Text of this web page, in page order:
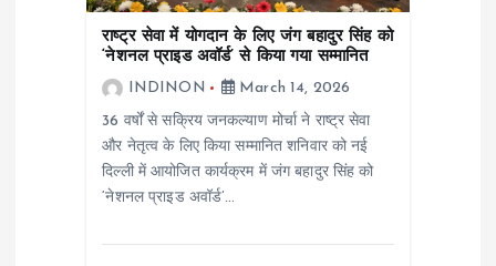
राष्ट्र सेवा में योगदान के लिए जंग बहादुर सिंह को
‘नेशनल प्राइड अवॉर्ड’ से किया गया सम्मानित
INDINON
March 14, 2026
36 वर्षों से सक्रिय जनकल्याण मोर्चा ने राष्ट्र सेवा
और नेतृत्व के लिए किया सम्मानित शनिवार को नई
दिल्ली में आयोजित कार्यक्रम में जंग बहादुर सिंह को
‘नेशनल प्राइड अवॉर्ड’…